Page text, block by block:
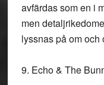
avfärdas som en i
men
lyssnas på om och
9. Echo & The